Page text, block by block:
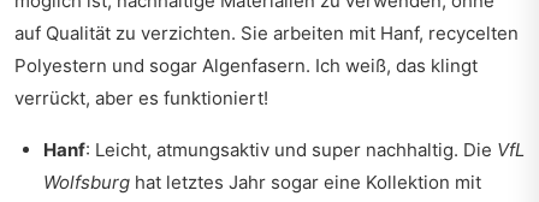
auf Qualität zu verzichten. Sie arbeiten mit Hanf, recycelten
Polyestern und sogar Algenfasern. Ich weiß, das klingt
verrückt, aber es funktioniert!
Hanf: Leicht, atmungsaktiv und super nachhaltig. Die VfL
Wolfsburg hat letztes Jahr sogar eine Kollektion mit